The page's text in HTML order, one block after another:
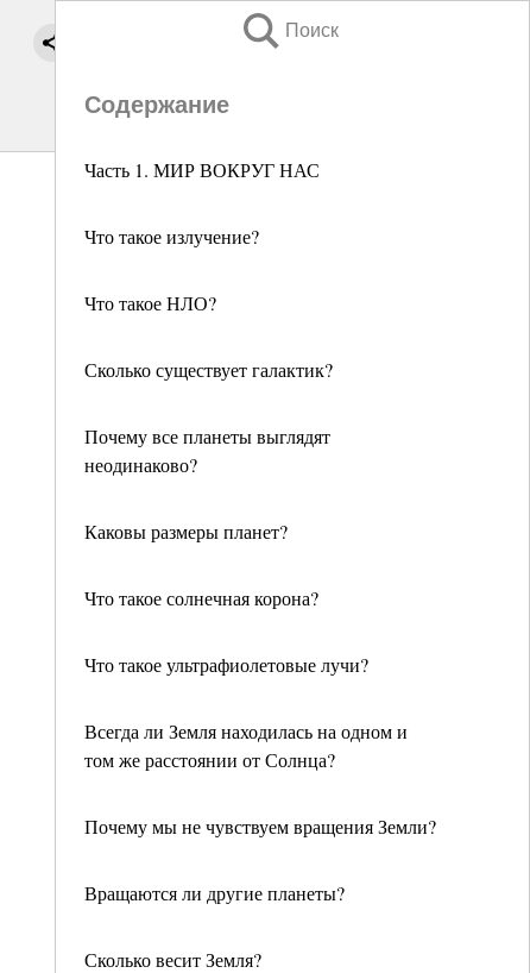
Поиск
Содержание
Часть 1. МИР ВОКРУГ НАС
Что такое излучение?
Что такое НЛО?
Сколько существует галактик?
Почему все планеты выглядят
неодинаково?
Каковы размеры планет?
Что такое солнечная корона?
Что такое ультрафиолетовые лучи?
Всегда ли Земля находилась на одном и
том же расстоянии от Солнца?
Почему мы не чувствуем вращения Земли?
Вращаются ли другие планеты?
Сколько весит Земля?